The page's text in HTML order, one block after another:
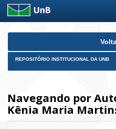
Skip
REPOSITÓRIO INSTITUCIONAL DA UNB
Navegando por
Kênia Maria